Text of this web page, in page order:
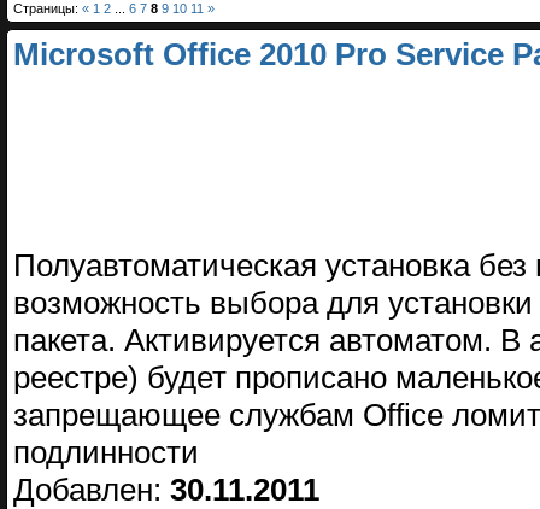
Страницы: « 1 2 6 7 8 9 10 11 »
Microsoft Office 2010 Pro Service
Полуавтоматическая установка
возможность выбора для
пакета. Активируется автоматом. В
реестре) будет прописано
запрещающее службам Office
подлинности
Добавлен: 30.11.2011